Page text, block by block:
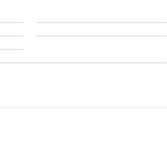
02 i
i
i